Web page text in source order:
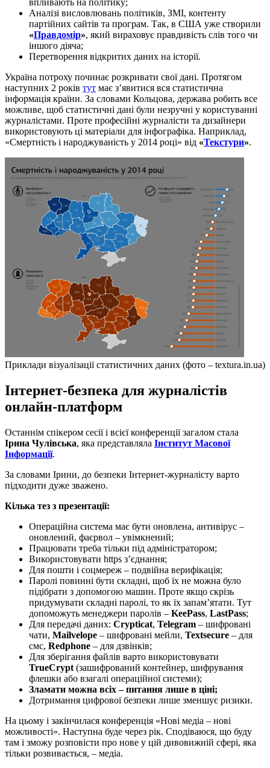
впливають на політику;
Аналізі висловлювань політиків, ЗМІ, контенту
партійних сайтів та програм. Так, в США уже створили
«Правдомір», який вираховує правдивість слів того чи
іншого діяча;
Перетворення відкритих даних на історії.
Україна потроху починає розкривати свої дані. Протягом
наступних 2 років тут має з’явитися вся статистична
інформація країни. За словами Кольцова, держава робить все
можливе, щоб статистичні дані були незручні у користуванні
журналістами. Проте професійні журналісти та дизайнери
використовують ці матеріали для інфографіка. Наприклад,
«Смертність і народжуваність у 2014 році» від «Текстури».
Приклади візуалізації статистичних даних (фото – textura.in.ua)
Інтернет-безпека для журналістів
онлайн-платформ
Останнім спікером сесії і всієї конференції загалом стала
Ірина Чулівська, яка представляла Інститут Масової
Інформації.
За словами Ірини, до безпеки Інтернет-журналісту варто
підходити дуже зважено.
Кілька тез з презентації:
Операційна система має бути оновлена, антивірус –
оновлений, фаєрвол – увімкнений;
Працювати треба тільки під адміністратором;
Використовувати https з’єднання;
Для пошти і соцмереж – подвійна верифікація;
Паролі повинні бути складні, щоб їх не можна було
підібрати з допомогою машин. Проте якщо скрізь
придумувати складні паролі, то як їх запам’ятати. Тут
допоможуть менеджери паролів – KeePass, LastPass;
Для передачі даних: Crypticat, Telegram – шифровані
чати, Mailvelope – шифровані мейли, Textsecure – для
смс, Redphone – для дзвінків;
Для зберігання файлів варто використовувати
TrueCrypt (зашифрований контейнер, шифрування
флешки або взагалі операційної системи);
Зламати можна всіх – питання лише в ціні;
Дотримання цифрової безпеки лише зменшує ризики.
На цьому і закінчилася конференція «Нові медіа – нові
можливості». Наступна буде через рік. Сподіваюся, що буду
там і зможу розповісти про нове у цій дивовижній сфері, яка
тільки розвивається, – медіа.